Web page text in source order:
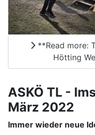
**Read more:
Hötting
ASKÖ TL -
März 2022
Immer wieder neue